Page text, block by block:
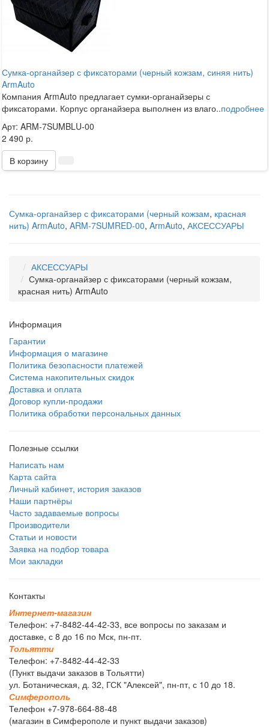
Сумка-органайзер с фиксаторами (черный кожзам, синяя нить)
ArmAuto
Компания ArmAuto предлагает сумки-органайзеры с
фиксаторами. Корпус органайзера выполнен из влаго..подробнее
Арт: ARM-7SUMBLU-00
2 490 р.
В корзину
Сумка-органайзер с фиксаторами (черный кожзам, красная
нить) ArmAuto, ARM-7SUMRED-00, ArmAuto, АКСЕССУАРЫ
АКСЕССУАРЫ
Сумка-органайзер с фиксаторами (черный кожзам,
красная нить) ArmAuto
Информация
Гарантии
Информация о магазине
Политика безопасности платежей
Система накопительных скидок
Доставка и оплата
Договор купли-продажи
Политика обработки персональных данных
Полезные ссылки
Написать нам
Карта сайта
Личный кабинет, история заказов
Наши партнёры
Часто задаваемые вопросы
Производители
Статьи и новости
Заявка на подбор товара
Мои закладки
Контакты
Интернет-магазин
Телефон: +7-8482-44-42-33, все вопросы по заказам и
доставке, с 8 до 16 по Мск, пн-пт.
Тольятти
Телефон: +7-8482-44-42-33
(Пункт выдачи заказов в Тольятти)
ул. Ботаническая, д. 32, ГСК "Алексей", пн-пт, с 10 до 18.
Симферополь
Телефон +7-978-664-88-48
(магазин в Симферополе и пункт выдачи заказов)